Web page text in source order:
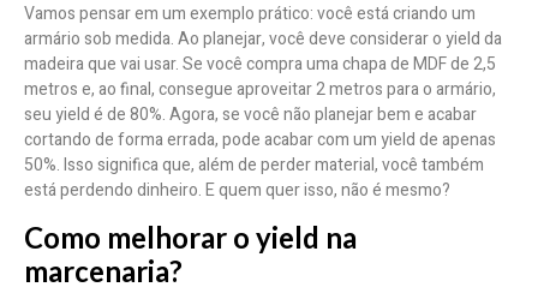
Vamos pensar em um exemplo prático: você está criando um
armário sob medida. Ao planejar, você deve considerar o yield da
madeira que vai usar. Se você compra uma chapa de MDF de 2,5
metros e, ao final, consegue aproveitar 2 metros para o armário,
seu yield é de 80%. Agora, se você não planejar bem e acabar
cortando de forma errada, pode acabar com um yield de apenas
50%. Isso significa que, além de perder material, você também
está perdendo dinheiro. E quem quer isso, não é mesmo?
Como melhorar o yield na
marcenaria?